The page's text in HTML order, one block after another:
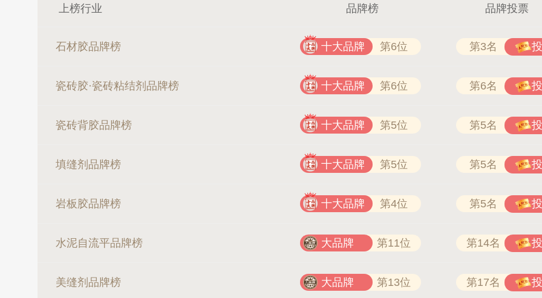
上榜行业 品牌榜 品牌投票
石材胶品牌榜 十大品牌 第6位 第3名
瓷砖胶·瓷砖粘结剂品牌榜 十大品牌 第6位 第6名
瓷砖背胶品牌榜 十大品牌 第5位 第5名
填缝剂品牌榜 十大品牌 第5位 第5名
岩板胶品牌榜 十大品牌 第4位 第5名
水泥自流平品牌榜 大品牌 第11位 第14名
美缝剂品牌榜 大品牌 第13位 第17名
万嘉WANJIA 400-861-6677